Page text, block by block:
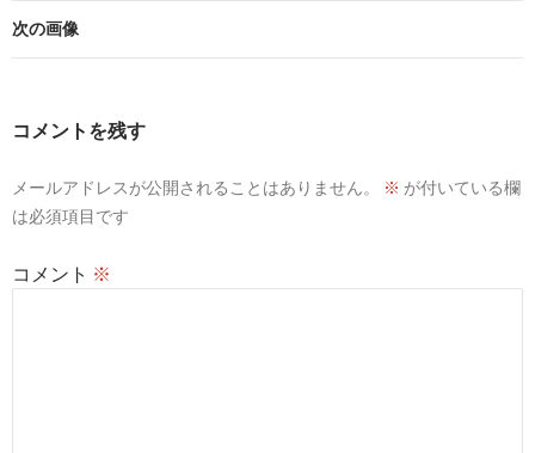
次の画像
コメントを残す
メールアドレスが公開されることはありません。 ※ が付いている欄
は必須項目です
コメント ※